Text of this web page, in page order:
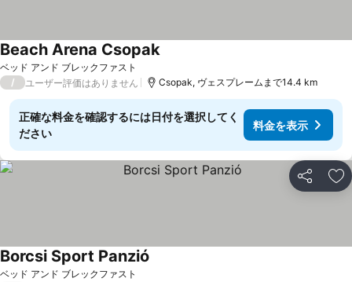
ベッド アンド ブレックファスト
Beach Arena Csopak
/ ユーザー評価はありません Csopak, ヴェスプレームまで14.4 km
正確な料金を確認するには日付を選択してく
ださい
料金を表示
シェア お
ベッド アンド ブレックファスト
Borcsi Sport Panzió